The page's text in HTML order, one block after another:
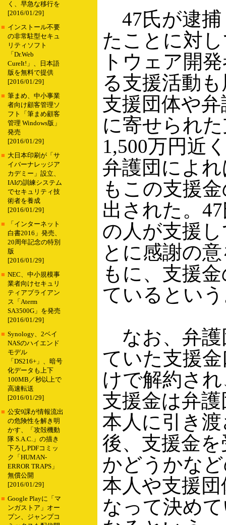
く、早急な移行を
[2016/01/29]
■ インストール不要
の非常駐型セキュ
リティソフト
「Dr.Web
CureIt!」、日本語
版を無料で提供
[2016/01/29]
■ 筆まめ、中小事業
者向け顧客管理ソ
フト「筆まめ顧客
管理 Windows版」
発売
[2016/01/29]
■ 大日本印刷が「サ
イバーナレッジア
カデミー」設立、
IAIの訓練システム
でセキュリティ技
術者を養成
[2016/01/29]
■
「インターネット
白書2016」発売、
20周年記念の特別
版
[2016/01/29]
■ NEC、中小規模事
業者向けセキュリ
ティアプライアン
ス「Aterm
SA3500G」を発売
[2016/01/29]
■ Synology、2ベイ
NASのハイエンド
モデル
「DS216+」、暗号
化データも上下
100MB／秒以上で
高速転送
[2016/01/29]
■ 公安9課が情報流出
の危険性を解き明
かす、「攻殻機動
隊 S.A.C.」の描き
下ろしPDFコミッ
ク「HUMAN-
ERROR TRAPS」
無償公開
[2016/01/29]
■ Google Playに「マ
ンガストア」オー
プン、ジャンプコ
47氏が逮捕
たことに対
トウェア開
る支援活動
支援団体や
に寄せられ
1,500万円近
弁護団によ
もこの支援
出された。
の人が支援
とに感謝の
もに、支援
ているとい
なお、弁護
ていた支援
けで解約さ
支援金は弁
本人に引き
後、支援金
かどうかな
本人や支援
なって決め